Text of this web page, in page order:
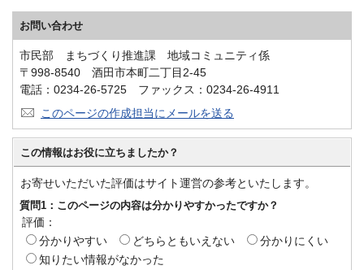
お問い合わせ
市民部 まちづくり推進課 地域コミュニティ係
〒998-8540 酒田市本町二丁目2-45
電話：0234-26-5725 ファックス：0234-26-4911
このページの作成担当にメールを送る
この情報はお役に立ちましたか？
お寄せいただいた評価はサイト運営の参考といたします。
質問1：このページの内容は分かりやすかったですか？
評価：
分かりやすい
どちらともいえない
分かりにくい
知りたい情報がなかった